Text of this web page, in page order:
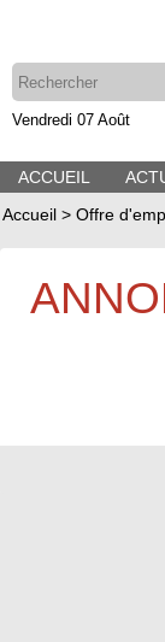
Vendredi 07 Août
ACCUEIL
Accueil > Offre